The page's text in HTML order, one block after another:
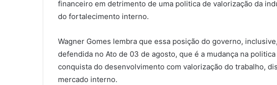
financeiro em detrimento de uma politica de valorização da
do fortalecimento interno.
Wagner Gomes lembra que essa posição do governo,
defendida no Ato de 03 de agosto, que é a mudança na
conquista do desenvolvimento com valorização do trabalho,
mercado interno.